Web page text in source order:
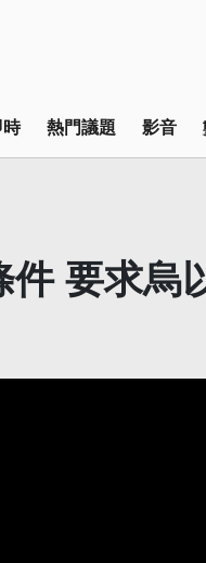
時 熱門議題 影音
件 要求烏